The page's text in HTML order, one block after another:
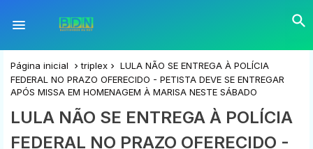
Página inicial triplex
LULA NÃO SE ENTREGA À POLÍCIA
FEDERAL NO PRAZO OFERECIDO - PETISTA DEVE SE ENTREGAR
APÓS MISSA EM HOMENAGEM À MARISA NESTE SÁBADO
LULA NÃO SE ENTREGA À POLÍCIA
FEDERAL NO PRAZO OFERECIDO -